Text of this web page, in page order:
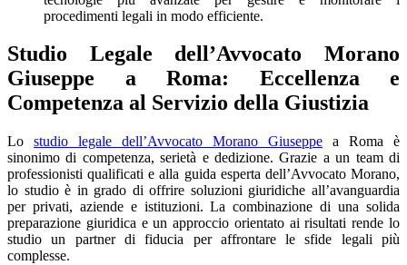
procedimenti legali in modo efficiente.
Studio Legale dell’Avvocato Morano
Giuseppe a Roma: Eccellenza e
Competenza al Servizio della Giustizia
Lo studio legale dell’Avvocato Morano Giuseppe a Roma è
sinonimo di competenza, serietà e dedizione. Grazie a un team di
professionisti qualificati e alla guida esperta dell’Avvocato Morano,
lo studio è in grado di offrire soluzioni giuridiche all’avanguardia
per privati, aziende e istituzioni. La combinazione di una solida
preparazione giuridica e un approccio orientato ai risultati rende lo
studio un partner di fiducia per affrontare le sfide legali più
complesse.